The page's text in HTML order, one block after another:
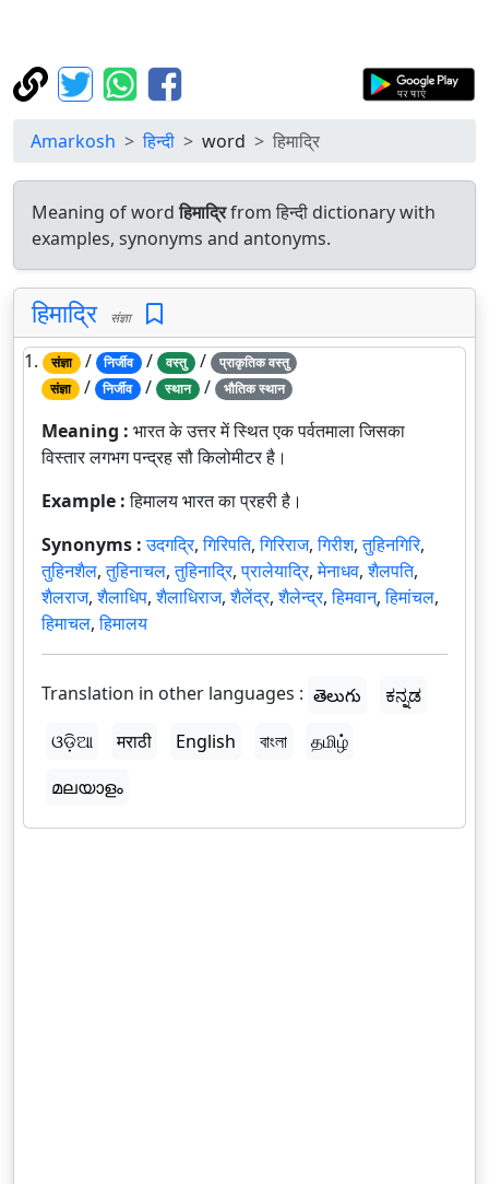
Amarkosh हिन्दी word हिमाद्रि
Meaning of wordहिमाद्रिfrom हिन्दी dictionary with
examples, synonyms and antonyms.
हिमाद्रि संज्ञा
1. संज्ञा / निर्जीव / वस्तु /
प्राकृतिक वस्तु
संज्ञा / निर्जीव / स्थान / भौतिक स्थान
Meaning : भारत के उत्तर में स्थित एक पर्वतमाला जिसका
विस्तार लगभग पन्द्रह सौ किलोमीटर है।
Example :हिमालय भारत का प्रहरी है।
Synonyms :उदगद्रि,गिरिपति,गिरिराज,गिरीश,तुहिनगिरि,
तुहिनशैल,तुहिनाचल,तुहिनाद्रि,प्रालेयाद्रि,मेनाधव,शैलपति,
शैलराज,शैलाधिप,शैलाधिराज,शैलेंद्र,शैलेन्द्र,हिमवान्,हिमांचल,
हिमाचल,हिमालय
Translation in other languages : తెలుగు
ಕನ್ನಡ
ଓଡ଼ିଆ
मराठी English বাংলা
தமிழ்
മലയാളം